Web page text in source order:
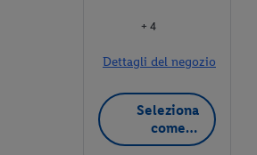
+ 4
Dettagli del negozio
Seleziona
come
negozio